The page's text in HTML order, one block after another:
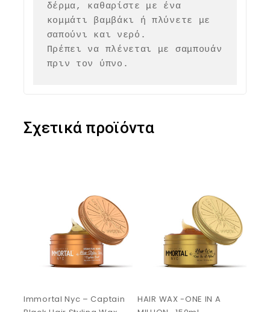
δέρμα, καθαρίστε με ένα
κομμάτι βαμβάκι ή πλύνετε με
σαπούνι και νερό.
Πρέπει να πλένεται με σαμπουάν
πριν τον ύπνο.
Σχετικά προϊόντα
Immortal Nyc – Captain
HAIR WAX -ONE IN A